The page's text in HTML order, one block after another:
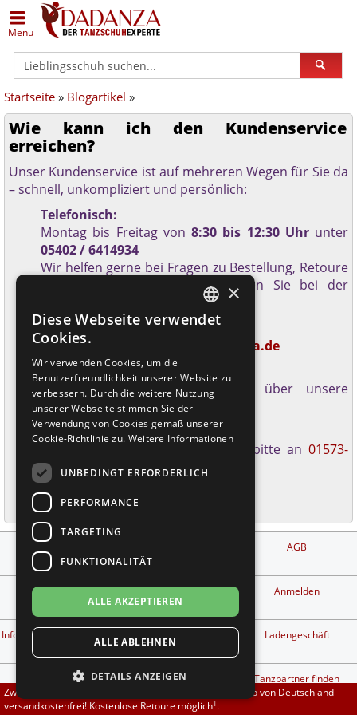
Menü
Zurück
Alle Damenschuhe
Geschlossene Schuhe
Offene Schuhe
Trainer
Gymnastik / Jazz
Gardestiefel
Steppschuhe
Brautschuhe
Sneaker
Übergrößen 43-44
Flexerinas
Zurück
Schuhe in Silber
Schuhe in Bronze/Kupfer
Schuhe in Schwarz
Schuhe in Weiß
Schuhe - schmal
Schuhe - weit
Schuhe flach
Zurück
Anna Kern
Bleyer
Bloch
Dance Art
Dancin Milano
Diamant
ExclusiveDanceShoes
Merlet
Nueva Epoca
RayRose
Rummos
Rumpf
TopTanz
Zurück
Alle Herrenschuhe
Klassische Herrenschuhe
Sneaker
Lateinschuhe
Gymnastik- / Jazzschuhe
Gardestiefel
Steppschuhe
Zurück
Schuhe in Übergrößen
Schuhe (breit)
Schuhe (schmal)
Geteilte Sohle
Einlagengeeignet
Zurück
Dance Art
Diamant
Merlet
Nueva Epoca
Portdance
Rumpf
Werner Kern
Startseite » Blogartikel »
Wie kann ich den Kundenservice
erreichen?
Unser Kundenservice ist auf mehreren Wegen für Sie da
– schnell, unkompliziert und persönlich:
Telefonisch:
Montag bis Freitag von 8:30 bis 12:30 Uhrunter
05402 / 6414934
Wir helfen gerne bei Fragen zu Bestellung, Retoure
oder Reklamation – oder beraten Sie bei der
Per E-Mail:
Schreiben Sie uns an
info@dadanza.de
Kontaktformular:
Einfach und schnell erreichbar über unsere
Website.
WhatsApp:
WhatsApp bitte an01573-
5963200
Versandbedingungen
AGB
Kontakt
Privatsphäre und
Datenschutz
Anmelden
Info kostenlose Retouren
Widerrufsformular
Ladengeschäft
Tanzschuh Berater Workshop finden Tanzpartner finden
Zwischen 70,00 EUR und 800,00 EUR liefern wir innerhalb von Deutschland
versandkostenfrei! Kostenlose Retoure möglich1.
GERMAN
×
Diese Webseite verwendet
Cookies.
Wir verwenden Cookies, um die
Benutzerfreundlichkeit unserer Website zu
verbessern. Durch die weitere Nutzung
unserer Webseite stimmen Sie der
Verwendung von Cookies gemäß unserer
Cookie-Richtlinie zu. Weitere Informationen
UNBEDINGT ERFORDERLICH
PERFORMANCE
TARGETING
FUNKTIONALITÄT
ALLE AKZEPTIEREN
ALLE ABLEHNEN
DETAILS ANZEIGEN